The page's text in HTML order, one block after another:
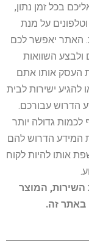
בכל זמן נתון,
על מנת
האתר יאפשר לכם
ולבצע השוואות
העסק אותו אתם
ישירות לבית
הדרוש עבורכם.
גדולה יותר
המידע הדרוש להם
אותו להיות לקוח
השירות, המוצר
באתר זה.